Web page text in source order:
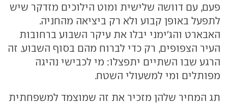
פעם, עם דוושה שלישית ומוט הילוכים מזדקר שיש
לתפעל באופן קבוע ולא רק ביציאה מהחניה.
האבארט והג'ימני יבלו את עיקר השבוע ברחובות
העיר הצפופים, רק כדי לברוח מהם בסוף השבוע. זה
הרגע שבו השתיים יתפצלו: מי לכבישי נהיגה
מפותלים ומי למשעולי השטח.
תג המחיר שלהן מזכיר את זה שמוצמד למשפחתית